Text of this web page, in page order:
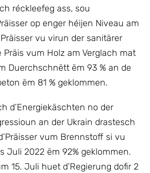
réckleefeg ass, sou
op enger héijen Niveau am
vu virun der sanitärer
Präis vum Holz am Verglach mat
Duerchschnëtt ëm 93 % an de
ëm 81 % geklommen.
d’Energiekäschten no der
an der Ukrain drastesch
vum Brennstoff si vu
Juli 2022 ëm 92% geklommen.
15. Juli huet d’Regierung dofir 2